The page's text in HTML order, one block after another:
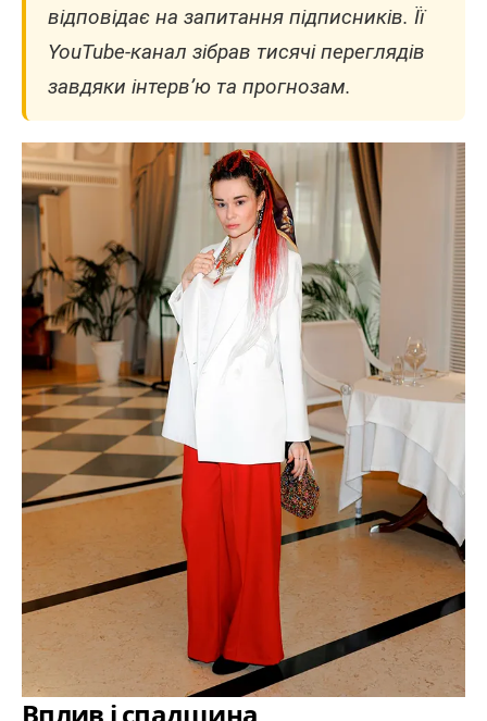
відповідає на запитання підписників. Її
YouTube-канал зібрав тисячі переглядів
завдяки інтерв’ю та прогнозам.